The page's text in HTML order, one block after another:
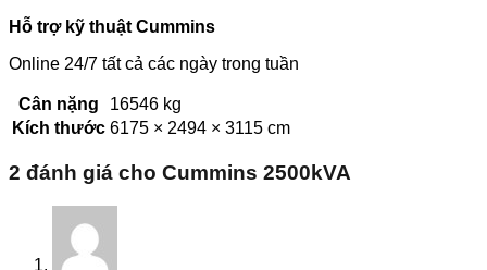
Hỗ trợ kỹ thuật Cummins
Online 24/7 tất cả các ngày trong tuần
Cân nặng
16546 kg
Kích thước 6175 × 2494 × 3115 cm
2 đánh giá cho Cummins 2500kVA